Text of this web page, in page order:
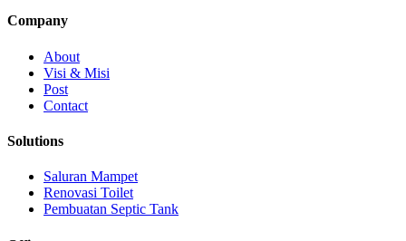
Company
About
Visi & Misi
Post
Contact
Solutions
Saluran Mampet
Renovasi Toilet
Pembuatan Septic Tank